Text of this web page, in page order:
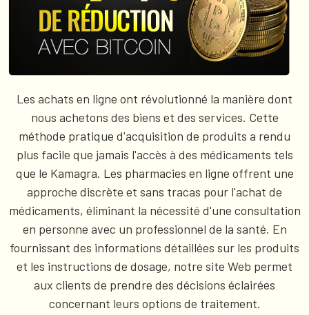
Les achats en ligne ont révolutionné la manière dont
nous achetons des biens et des services. Cette
méthode pratique d'acquisition de produits a rendu
plus facile que jamais l'accès à des médicaments tels
que le Kamagra. Les pharmacies en ligne offrent une
approche discrète et sans tracas pour l'achat de
médicaments, éliminant la nécessité d'une consultation
en personne avec un professionnel de la santé. En
fournissant des informations détaillées sur les produits
et les instructions de dosage, notre site Web permet
aux clients de prendre des décisions éclairées
concernant leurs options de traitement.